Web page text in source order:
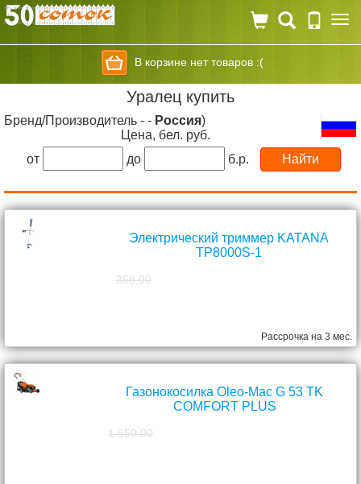
В корзине нет товаров :(
Уралец купить
Бренд/Производитель - - Россия)
Цена, бел. руб.
от
до б.р.
Электрический триммер KATANA
TP8000S-1
368,00
Рассрочка на 3 мес.
Газонокосилка Oleo-Mac G 53 TK
COMFORT PLUS
1 550,00